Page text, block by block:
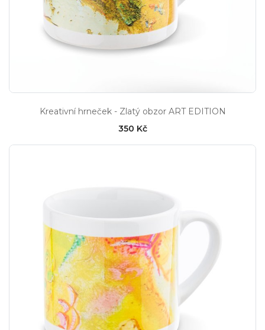
Kreativní hrneček - Zlatý obzor ART EDITION
350 Kč